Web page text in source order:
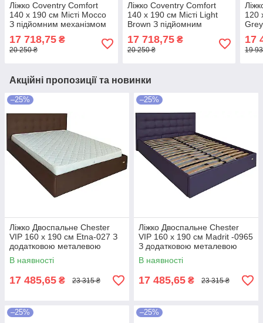
Ліжко Coventry Comfort
140 х 190 см Місті Mocco
З підйомним механізмом
та нішою для білизни С1
Мокко
17 718,75 ₴
20 250 ₴
Ліжко Coventry Comfort
140 х 190 см Місті Light
Brown З підйомним
механізмом та нішою для
білизни Коричневий
17 718,75₴
20 250 ₴
120
17
19
Акційні пропозиції та новинки
–25%
Ліжко Двоспальне Chester
VIP 160 х 190 см Etna-027 З
додатковою металевою
цільнозварною рамою
Коричневий
В наявності
17 485,65 ₴ 23 315 ₴
–25%
Ліжко Двоспальне Chester
VIP 160 х 190 см Madrit -0965
З додатковою металевою
цільнозварною рамою
Фіолетовий
В наявності
17 485,65 ₴ 23 315 ₴
–25% –25%